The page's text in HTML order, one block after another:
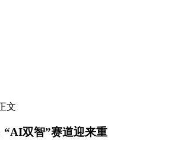
文
“AI双智”赛道迎来重​